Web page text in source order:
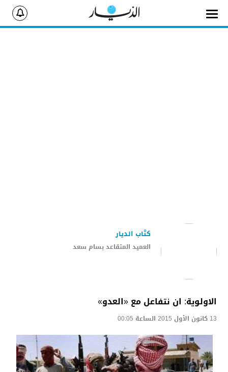
العميد المتقاعد بسام سعد
كتّاب الديار
الاولوية: ان نتفاعل مع «العدو»
13 كانون الأول 2015 الساعة 00:05